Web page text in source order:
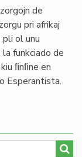
de
pri afrikaj
pli ol unu
funkciado de
ﬁnﬁne en
Esperantista.